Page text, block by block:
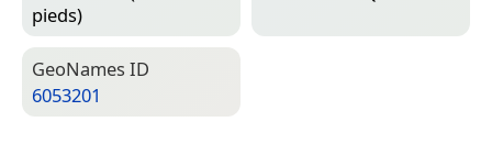
pieds)
Geo­Names ID
6053201